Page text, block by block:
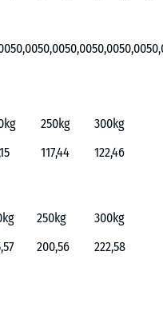
50,0050,0050,0050,0050,00
250kg
300kg
117,44 122,46
250kg
300kg
200,56 222,58